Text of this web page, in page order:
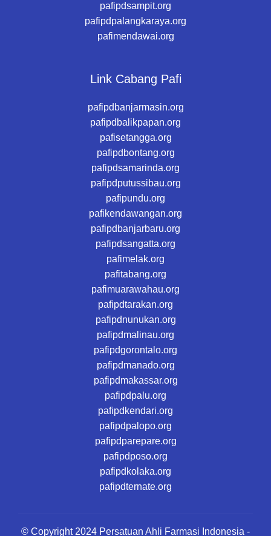
pafipdsampit.org
pafipdpalangkaraya.org
pafimendawai.org
Link Cabang Pafi
pafipdbanjarmasin.org
pafipdbalikpapan.org
pafisetangga.org
pafipdbontang.org
pafipdsamarinda.org
pafipdputussibau.org
pafipundu.org
pafikendawangan.org
pafipdbanjarbaru.org
pafipdsangatta.org
pafimelak.org
pafitabang.org
pafimuarawahau.org
pafipdtarakan.org
pafipdnunukan.org
pafipdmalinau.org
pafipdgorontalo.org
pafipdmanado.org
pafipdmakassar.org
pafipdpalu.org
pafipdkendari.org
pafipdpalopo.org
pafipdparepare.org
pafipdposo.org
pafipdkolaka.org
pafipdternate.org
© Copyright 2024 Persatuan Ahli Farmasi Indonesia -